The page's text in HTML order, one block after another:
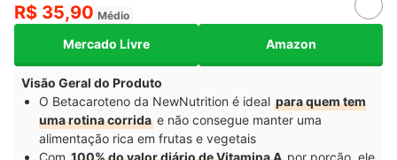
R$ 35,90 Médio
Mercado Livre Amazon
Visão Geral do Produto
O Betacaroteno da NewNutrition é ideal para quem tem
uma rotina corrida e não consegue manter uma
alimentação rica em frutas e vegetais